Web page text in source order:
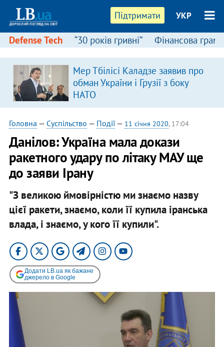
Підтримати УКР
Defense Tech “30 років гривні” Фінансова
Мер Тбілісі Каладзе заявив про
обман України і Грузії з боку
НАТО
Головна — Суспільство — Події— 11 січня 2020, 17:04
Данілов: Україна мала докази
ракетного удару по літаку МАУ ще
до заяви Ірану
"З великою ймовірністю ми знаємо назву
цієї ракети, знаємо, коли її купила іранська
влада, і знаємо, у кого її купили".
Додати LB.ua як бажане
джерело в Google